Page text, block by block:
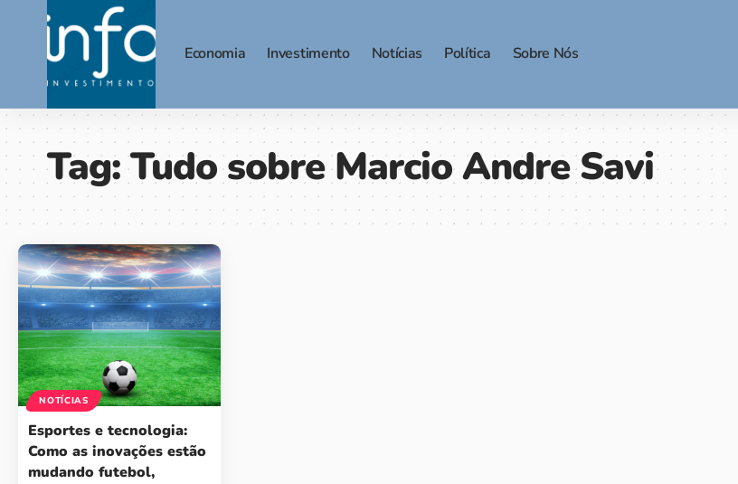
Economia Investimento Notícias Política Sobre Nós
Tag:Tudo sobre Marcio Andre Savi
NOTÍCIAS
Esportes e tecnologia:
Como as inovações estão
mudando futebol,